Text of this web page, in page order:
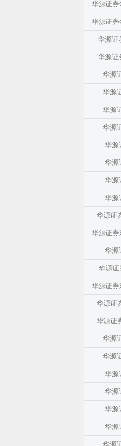
华源证券
华源证券
华源证
华源证
华源
华源
华源
华源
华源
华源
华源
华源
华源证
华源证券
华源
华源证
华源证券
华源证
华源证
华源
华源
华源
华源
华源
华源
华源